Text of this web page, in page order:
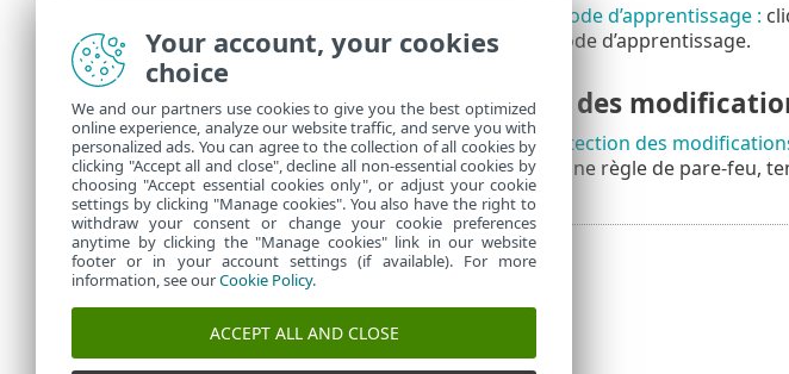
Paramètres du mode d’apprentissage :
créées dans le mode d’apprentissage.
Détection des
La fonction de détection des
lesquels il existe une règle de pare-feu,
Your account, your cookies
choice
We and our partners use cookies to give you the best optimized
online experience, analyze our website traffic, and serve you with
personalized ads. You can agree to the collection of all cookies by
clicking "Accept all and close", decline all non-essential cookies by
choosing "Accept essential cookies only", or adjust your cookie
settings by clicking "Manage cookies". You also have the right to
withdraw your consent or change your cookie preferences
anytime by clicking the "Manage cookies" link in our website
footer or in your account settings (if available). For more
information, see ourCookie Policy.
ACCEPT ALL AND CLOSE